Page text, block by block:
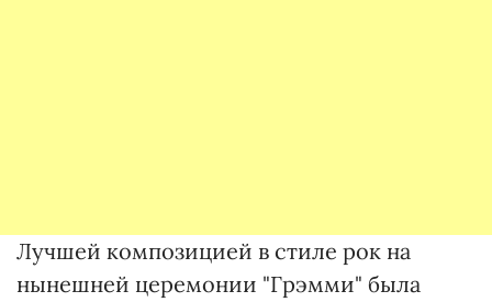
Лучшей композицией в стиле рок на
нынешней церемонии "Грэмми" была